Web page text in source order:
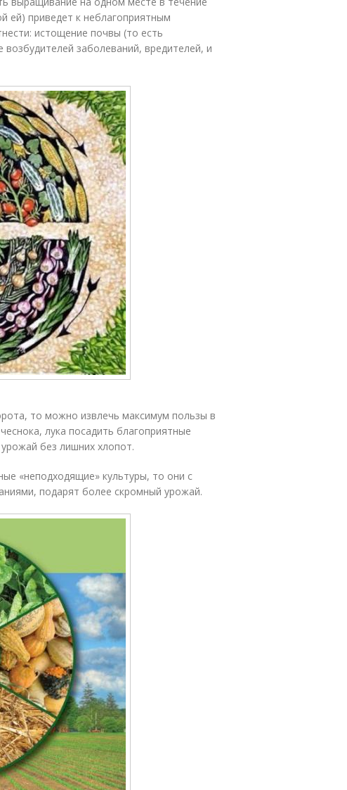
ей) приведет к неблагоприятным
истощение почвы (то есть
заболеваний, вредителей, и
то можно извлечь максимум пользы в
лука посадить благоприятные
без лишних хлопот.
«неподходящие» культуры, то они с
подарят более скромный урожай.